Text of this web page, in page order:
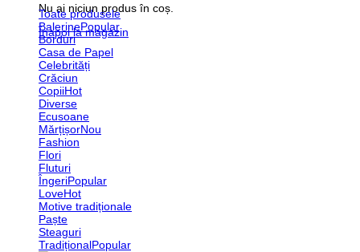
Nu ai niciun produs în coș.
Înapoi la magazin
Toate produsele
Balerine
Borduri
Casa de Papel
Celebrități
Crăciun
Copii
Diverse
Ecusoane
Mărțișor
Fashion
Flori
Fluturi
Îngeri
Love
Motive tradiționale
Paște
Steaguri
Tradițional